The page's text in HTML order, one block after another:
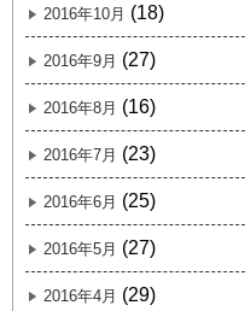
2016年10月 (18)
2016年9月 (27)
2016年8月 (16)
2016年7月 (23)
2016年6月 (25)
2016年5月 (27)
2016年4月 (29)